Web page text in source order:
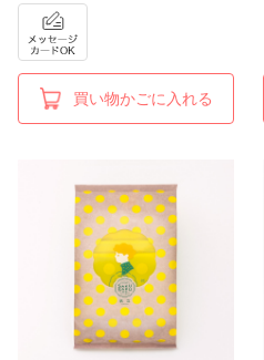
買い物かごに入れる